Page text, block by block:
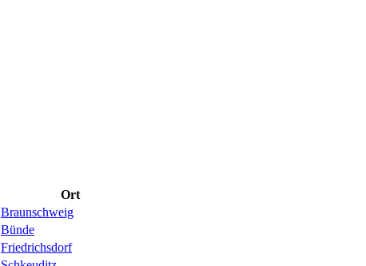
Ort
Braunschweig
Bünde
Friedrichsdorf